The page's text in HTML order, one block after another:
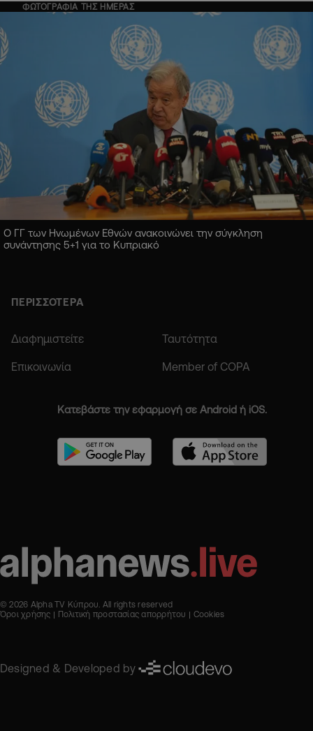
ΦΩΤΟΓΡΑΦΙΑ ΤΗΣ ΗΜΕΡΑΣ
Ο ΓΓ των Ηνωμένων Εθνών ανακοινώνει την σύγκληση
συνάντησης 5+1 για το Κυπριακό
ΠΕΡΙΣΣΟΤΕΡΑ
Διαφημιστείτε Ταυτότητα
Επικοινωνία Member of COPA
Κατεβάστε την εφαρμογή σε Android ή iOS.
© 2026 Alpha TV Κύπρου. All rights reserved
Όροι χρήσης
Πολιτική προστασίας απορρήτου Cookies
Designed & Developed by